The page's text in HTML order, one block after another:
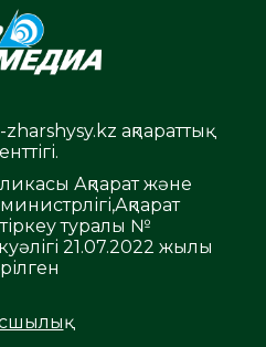
ақпараттық
Ақпарат және
туралы №
21.07.2022 жылы